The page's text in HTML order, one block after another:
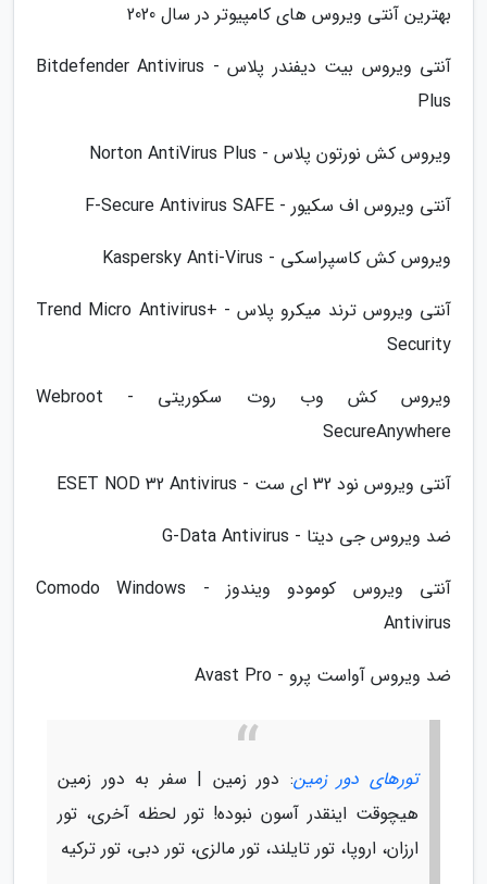
بهترین آنتی ویروس های کامپیوتر در سال 2020
آنتی ویروس بیت دیفندر پلاس - Bitdefender Antivirus
Plus
ویروس کش نورتون پلاس - Norton AntiVirus Plus
آنتی ویروس اف سکیور - F-Secure Antivirus SAFE
ویروس کش کاسپراسکی - Kaspersky Anti-Virus
آنتی ویروس ترند میکرو پلاس - Trend Micro Antivirus+
Security
ویروس کش وب روت سکوریتی - Webroot
SecureAnywhere
آنتی ویروس نود 32 ای ست - ESET NOD 32 Antivirus
ضد ویروس جی دیتا - G-Data Antivirus
آنتی ویروس کومودو ویندوز - Comodo Windows
Antivirus
ضد ویروس آواست پرو - Avast Pro
تورهای دور زمین: دور زمین | سفر به دور زمین
هیچوقت اینقدر آسون نبوده! تور لحظه آخری، تور
ارزان، اروپا، تور تایلند، تور مالزی، تور دبی، تور ترکیه